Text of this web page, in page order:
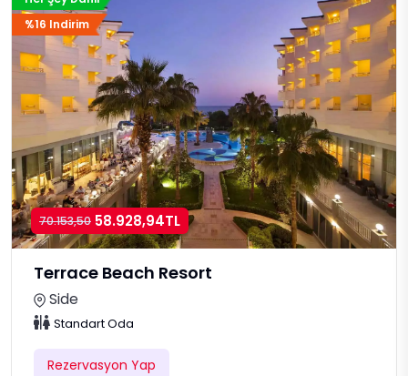
%16 Indirim
70.153,50 58.928,94TL
Terrace Beach Resort
Side
Standart Oda
Rezervasyon Yap